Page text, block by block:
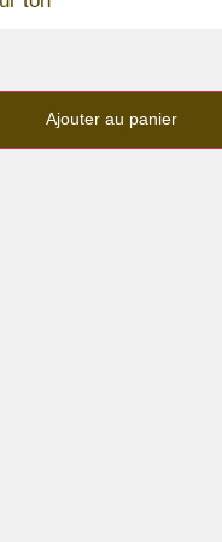
Ajouter au panier